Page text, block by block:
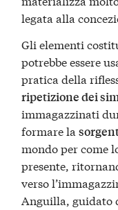
legata alla
Gli elementi
potrebbe essere
pratica della
ripetizione dei
immagazzinati
formare la
mondo per come
presente,
verso
Anguilla,